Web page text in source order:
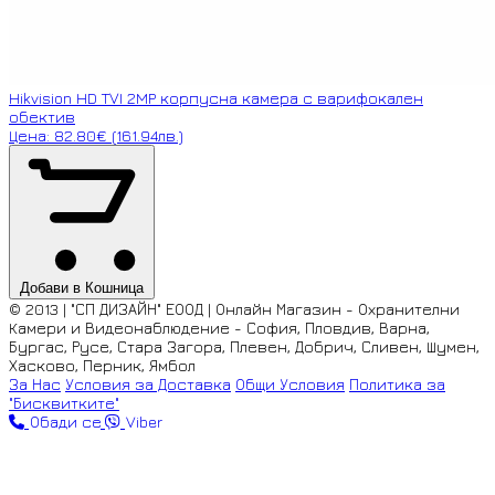
Hikvision HD TVI 2MP корпусна камера с варифокален
обектив
Цена: 82.80€ (161.94лв.)
Добави в Кошница
© 2013 | "СП ДИЗАЙН" ЕООД | Онлайн Магазин - Охранителни
Камери и Видеонаблюдение - София, Пловдив, Варна,
Бургас, Русе, Стара Загора, Плевен, Добрич, Сливен, Шумен,
Хасково, Перник, Ямбол
За Нас Условия за Доставка Общи Условия Политика за
"Бисквитките"
Обади се
Viber